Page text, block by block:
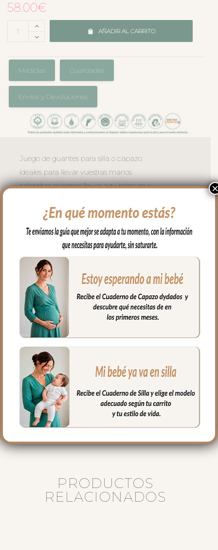
58.00€
AÑADIR AL CARRITO
Medidas Cualidades
Envíos y Devoluciones
Juego de guantes para silla o capazo
ideales para llevar vuestras manos
calentitas mientras llevas a tu bebe en su
Se adaptan a todo tipo de sillas mediante
dos cremalleras laterales. Se coloca de
forma muy fácil y cómoda; abres las
carrito y vuelves a cerrar las cremalleras.
Puedes usar también en sillas de bastón
usando el ojal central en la parte de atrás
del guante.
El tejido exterior en tejido polipiel bordada;
una polipiel sintética muy suave y
agradable.
El tejido del, interior puedes elegir en
piqué de algodón o en pelo corto liso.
Puedes lavar a mano o en lavadora,
siempre agua fría, jabones no abrasivos y
secado al natural.
PRODUCTOS
RELACIONADOS
×